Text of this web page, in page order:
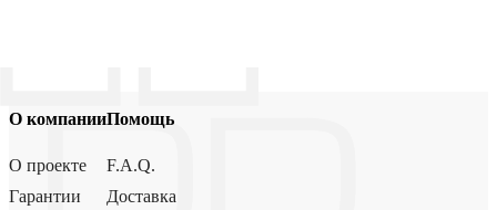
О компании
О проекте
Гарантии
Помощь
F.A.Q.
Доставка